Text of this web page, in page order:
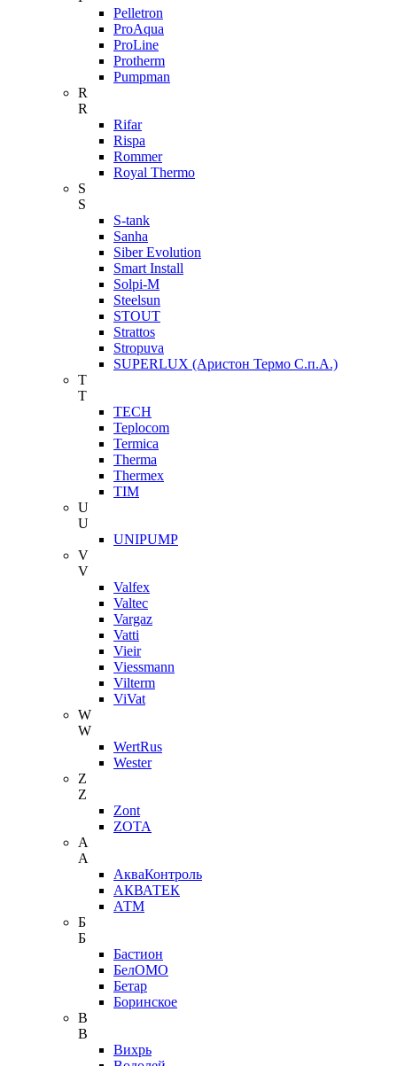
Pelletron
ProAqua
ProLine
Protherm
Pumpman
R
R
Rifar
Rispa
Rommer
Royal Thermo
S
S
S-tank
Sanha
Siber Evolution
Smart Install
Solpi-M
Steelsun
STOUT
Strattos
Stropuva
SUPERLUX (Аристон Термо С.п.А.)
T
T
TECH
Teplocom
Termica
Therma
Thermex
TIM
U
U
UNIPUMP
V
V
Valfex
Valtec
Vargaz
Vatti
Vieir
Viessmann
Vilterm
ViVat
W
W
WertRus
Wester
Z
Z
Zont
ZOTA
А
А
АкваКонтроль
АКВАТЕК
АТМ
Б
Б
Бастион
БелОМО
Бетар
Боринское
В
В
Вихрь